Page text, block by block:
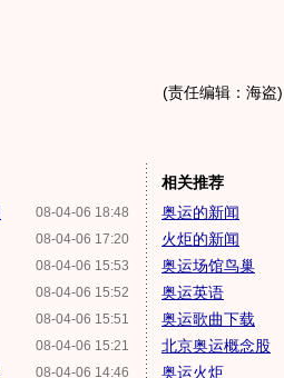
(责任编辑：海盗)
08-04-06 18:48
08-04-06 17:20
08-04-06 15:53
08-04-06 15:52
08-04-06 15:51
08-04-06 15:21
08-04-06 14:46
相关推荐
奥运的新闻
火炬的新闻
奥运场馆鸟巢
奥运英语
奥运歌曲下载
北京奥运概念股
奥运火炬